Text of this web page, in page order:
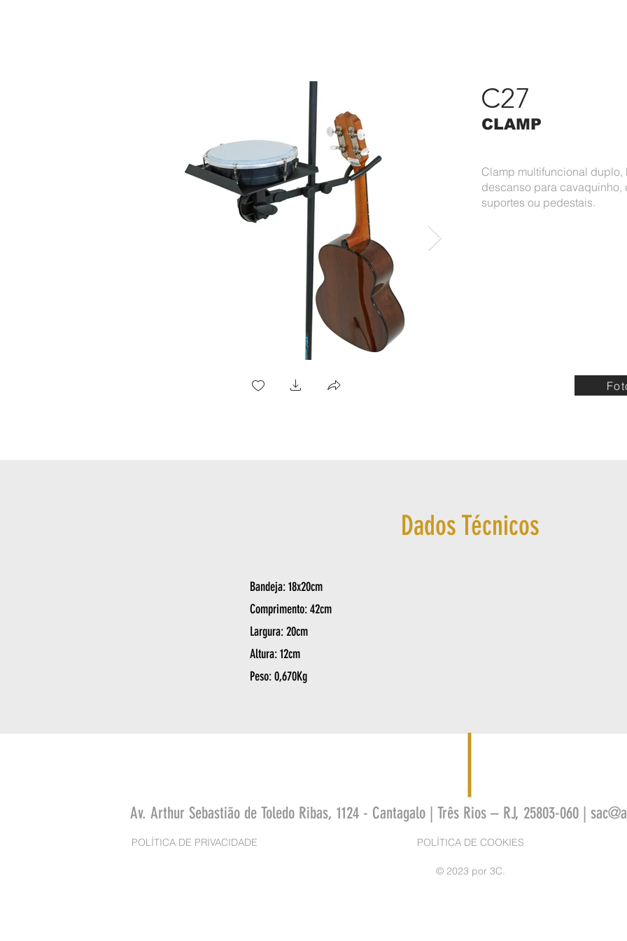
C27
CLAMP
Clamp multifuncional
descanso para cavaquinho,
suportes ou pedestais.
Dados Técnicos
Bandeja: 18x20cm
Comprimento: 42cm
Largura: 20cm
Altura: 12cm
Peso: 0,670Kg
Av. Arthur Sebastião de Toledo Ribas, 1124 - Cantagalo | Três Rios – RJ, 25803-060 |
POLÍTICA DE PRIVACIDADE POLÍTICA DE COOKIES
© 2023 por 3C.